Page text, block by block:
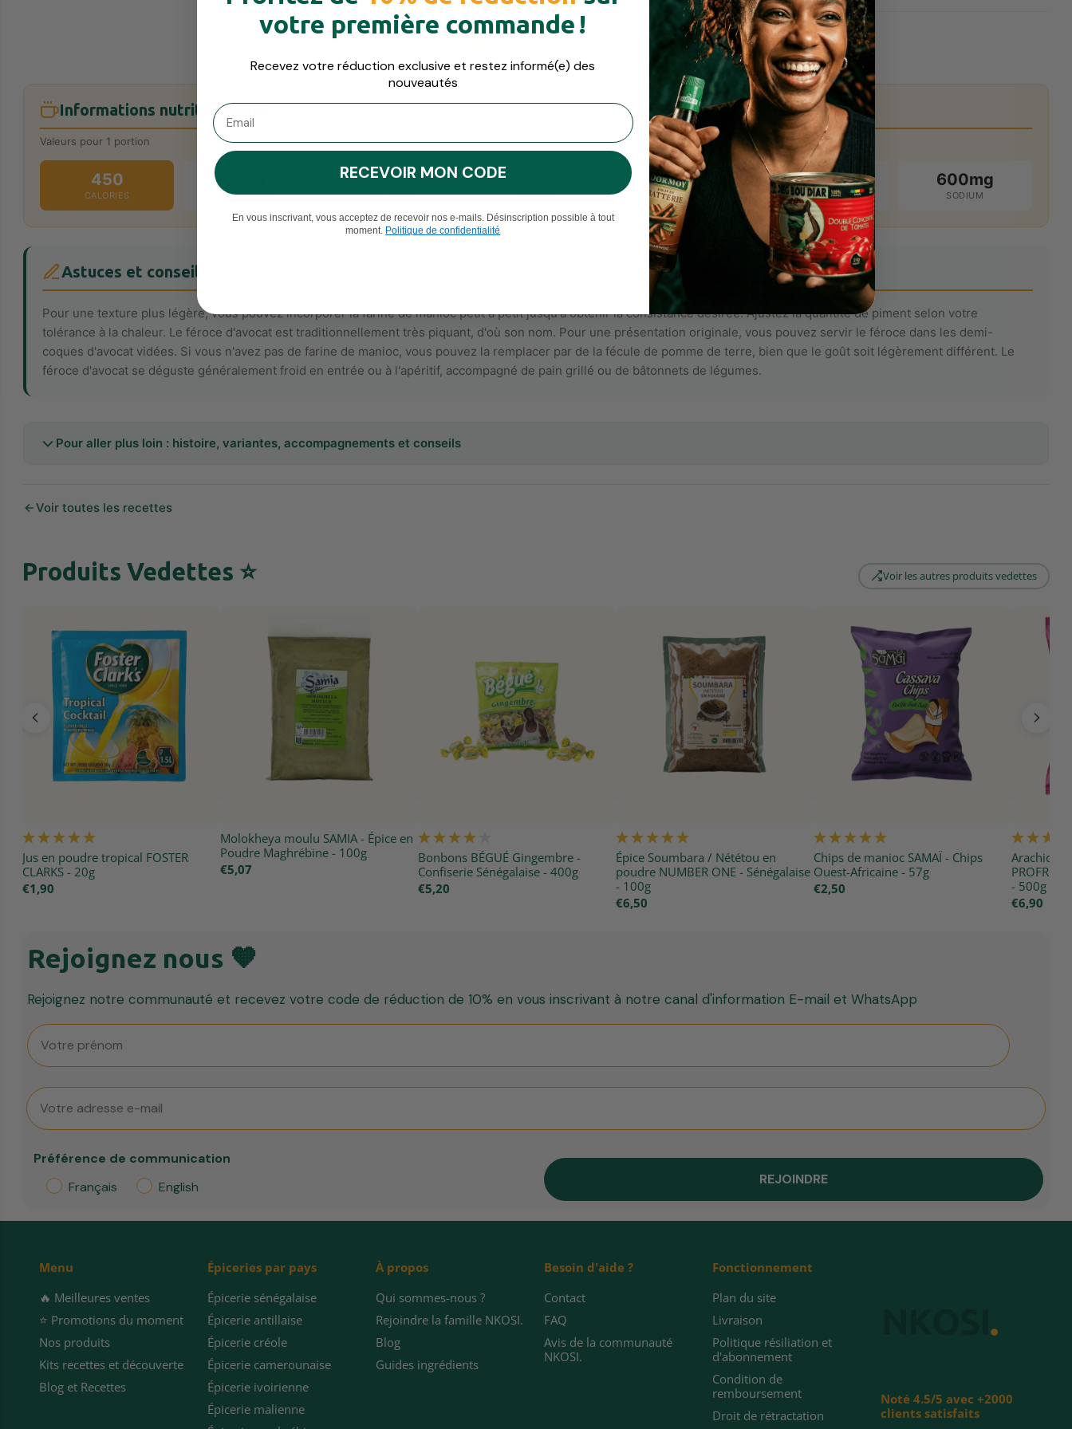
12 Réservez au frais pendant au moins 30 minutes avant de servir.
Informations nutritionnelles
Valeurs pour 1 portion
450
CALORIES PROTÉINES
25g
GLUCIDES LIPIDES
8g
FIBRES
5g
GRAISSES SAT.
600mg
SODIUM
Astuces et conseils
Pour une texture plus légère, vous pouvez incorporer la farine de manioc petit à petit jusqu'à obtenir la consistance désirée. Ajustez la quantité de piment selon votre
tolérance à la chaleur. Le féroce d'avocat est traditionnellement très piquant, d'où son nom. Pour une présentation originale, vous pouvez servir le féroce dans les demi-
coques d'avocat vidées. Si vous n'avez pas de farine de manioc, vous pouvez la remplacer par de la fécule de pomme de terre, bien que le goût soit légèrement différent. Le
féroce d'avocat se déguste généralement froid en entrée ou à l'apéritif, accompagné de pain grillé ou de bâtonnets de légumes.
Pour aller plus loin : histoire, variantes, accompagnements et conseils
Voir toutes les recettes
Produits Vedettes ⭐️ Voir les autres produits vedettes
Jus en poudre tropical FOSTER
CLARKS - 20g
€1,90
Molokheya moulu SAMIA - Épice en
Poudre Maghrébine - 100g
€5,07
Bonbons BÉGUÉ Gingembre -
Confiserie Sénégalaise - 400g
€5,20
Épice Soumbara / Nététou en
poudre NUMBER ONE - Sénégalaise
- 100g
€6,50
Chips de manioc SAMAÏ - Chips
Ouest-Africaine - 57g
€2,50
Arachide
- 500g
€6,90
Rejoignez nous 🧡
Rejoignez notre communauté et recevez votre code de réduction de 10% en vous inscrivant à notre canal d'information E-mail et WhatsApp
Email
Préférence de communication
Français
English REJOINDRE
Menu
🔥 Meilleures ventes
⭐️ Promotions du moment
Nos produits
Kits recettes et découverte
Blog et Recettes
Épiceries par pays
Épicerie sénégalaise
Épicerie antillaise
Épicerie créole
Épicerie camerounaise
Épicerie ivoirienne
Épicerie malienne
À propos
Qui sommes-nous ?
Rejoindre la famille NKOSI.
Blog
Guides ingrédients
Besoin d'aide ?
Contact
FAQ
Avis de la communauté
NKOSI.
Fonctionnement
Plan du site
Livraison
Politique résiliation et
d'abonnement
Condition de
remboursement
Droit de rétractation
Noté 4.5/5 avec +2000
clients satisfaits
votre première commande !
Recevez votre réduction exclusive et restez informé(e) des
nouveautés
Adresse e-mail
RECEVOIR MON CODE
En vous inscrivant, vous acceptez de recevoir nos e-mails. Désinscription possible à tout
moment. Politique de confidentialité